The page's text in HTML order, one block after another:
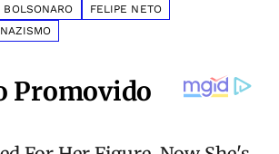
BOLSONARO
FELIPE NETO
NAZISMO